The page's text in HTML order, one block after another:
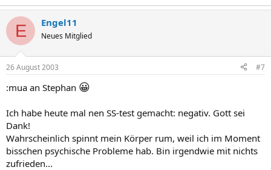
E Engel11
Neues Mitglied
26 August 2003 #7
:mua an Stephan 😀
Ich habe heute mal nen SS-test gemacht: negativ. Gott sei
Dank!
Wahrscheinlich spinnt mein Körper rum, weil ich im Moment
bisschen psychische Probleme hab. Bin irgendwie mit nichts
zufrieden...